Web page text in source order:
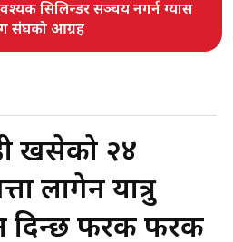
सिलिन्डर सञ्चय नगर्न ग्यास
संघको आग्रह
खसेको २४
लागेन यात्रु
दिन्छ फरक फरक